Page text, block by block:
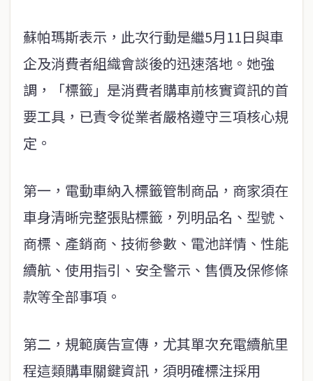
蘇帕瑪斯表示，此次行動是繼5月11日與車
企及消費者組織會談後的迅速落地。她強
調，「標籤」是消費者購車前核實資訊的首
要工具，已責令從業者嚴格遵守三項核心規
定。
第一，電動車納入標籤管制商品，商家須在
車身清晰完整張貼標籤，列明品名、型號、
商標、產銷商、技術參數、電池詳情、性能
續航、使用指引、安全警示、售價及保修條
款等全部事項。
第二，規範廣告宣傳，尤其單次充電續航里
程這類購車關鍵資訊，須明確標注採用